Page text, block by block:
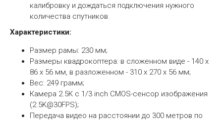
калибровку и дождаться подключения нужного
количества спутников.
Характеристики:
Размер рамы: 230 мм;
Размеры квадрокоптера: в сложенном виде - 140 x
86 x 56 мм, в разложенном - 310 х 270 х 56 мм;
Вес: 249 грамм;
Камера 2.5К с 1/3 inch CMOS-сенсор изображения
(2.5K@30FPS);
Передача видео на расстоянии до 300 метров по